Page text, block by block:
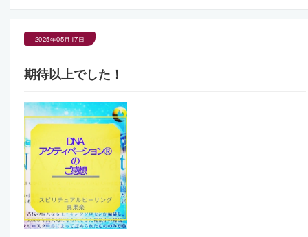
2025年05月17日
期待以上でした！